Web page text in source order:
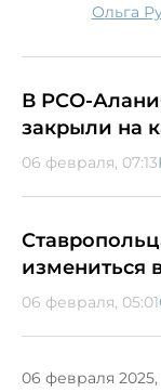
Ольга
В РСО-
закрыли на
06 февраля, 07:13
измениться
06 февраля, 05:01
06 февраля 2025,